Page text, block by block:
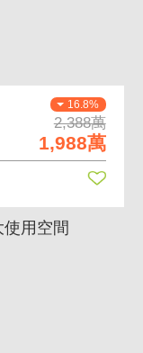
16.8%
2,388萬
1,988萬